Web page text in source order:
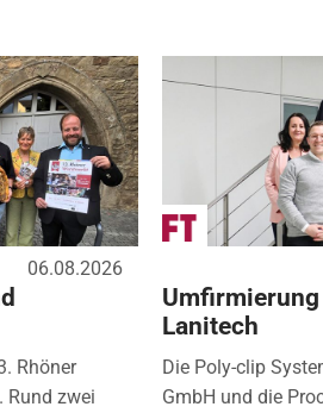
06.08.2026
Rhöner
Rund zwei
Umfirmierung
Lanitech
Die Poly-clip
GmbH und die